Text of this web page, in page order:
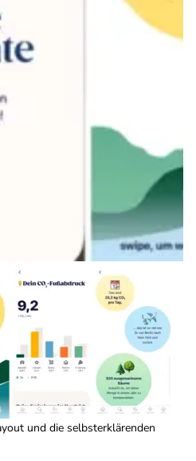
und die selbsterklärenden